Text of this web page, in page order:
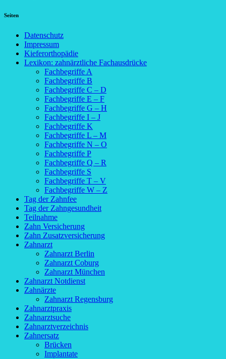
Seiten
Datenschutz
Impressum
Kieferorthopädie
Lexikon: zahnärztliche Fachausdrücke
Fachbegriffe A
Fachbegriffe B
Fachbegriffe C – D
Fachbegriffe E – F
Fachbegriffe G – H
Fachbegriffe I – J
Fachbegriffe K
Fachbegriffe L – M
Fachbegriffe N – O
Fachbegriffe P
Fachbegriffe Q – R
Fachbegriffe S
Fachbegriffe T – V
Fachbegriffe W – Z
Tag der Zahnfee
Tag der Zahngesundheit
Teilnahme
Zahn Versicherung
Zahn Zusatzversicherung
Zahnarzt
Zahnarzt Berlin
Zahnarzt Coburg
Zahnarzt München
Zahnarzt Notdienst
Zahnärzte
Zahnarzt Regensburg
Zahnarztpraxis
Zahnarztsuche
Zahnarztverzeichnis
Zahnersatz
Brücken
Implantate